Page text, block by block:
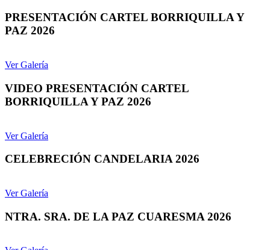
PRESENTACIÓN CARTEL BORRIQUILLA Y
PAZ 2026
Ver Galería
VIDEO PRESENTACIÓN CARTEL
BORRIQUILLA Y PAZ 2026
Ver Galería
CELEBRECIÓN CANDELARIA 2026
Ver Galería
NTRA. SRA. DE LA PAZ CUARESMA 2026